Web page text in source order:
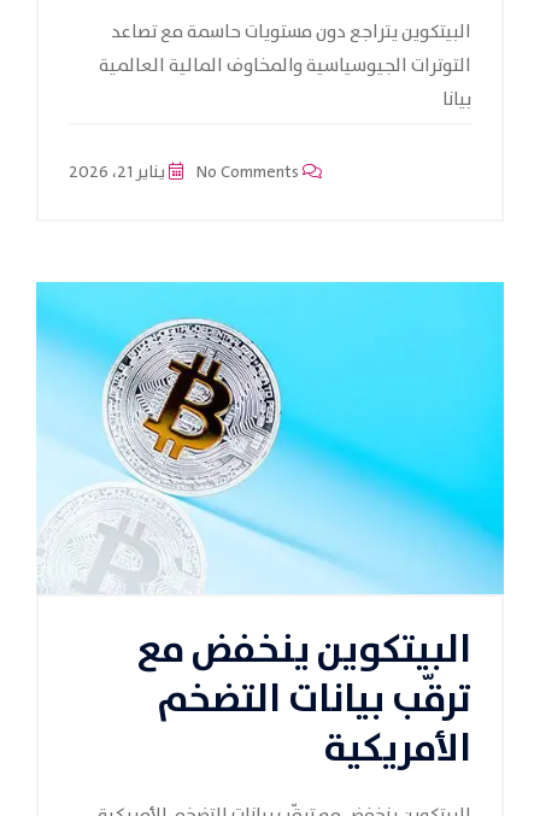
البيتكوين يتراجع دون مستويات حاسمة مع تصاعد
التوترات الجيوسياسية والمخاوف المالية العالمية
بيانا
يناير 21، 2026
البيتكوين ينخفض مع
ترقّب بيانات التضخم
الأمريكية